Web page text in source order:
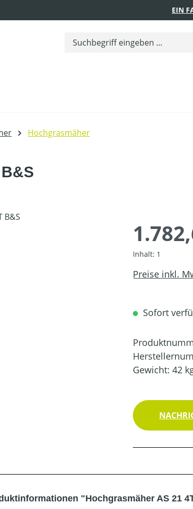
EIN
Hochgrasmäher
Inhalt: 1
Preise inkl.
Sofort
Gewicht: 42
"Hochgrasmäher AS 21